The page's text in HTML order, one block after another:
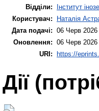
Відділи:
Інститут
Користувач:
Наталія
Дата подачі: 06 Черв 2026
Оновлення: 06 Черв 2026
URI:
https://
Дії